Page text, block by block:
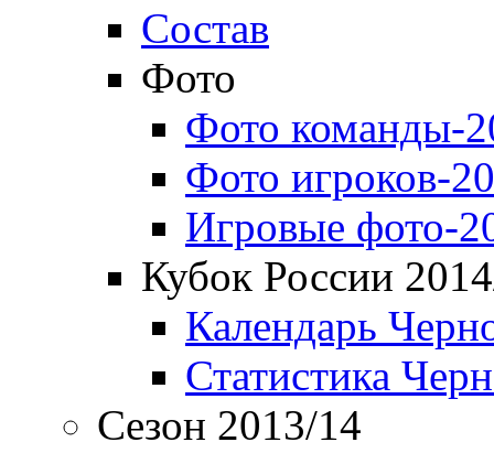
Состав
Фото
Фото команды-
Фото игроков-
Игровые фото-
Кубок России
Календарь
Статистика
Сезон 2013/14